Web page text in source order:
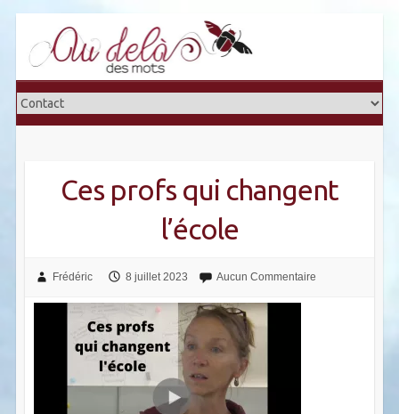
content
Ces profs qui changent
l’école
Frédéric 8 juillet 2023 Aucun Commentaire